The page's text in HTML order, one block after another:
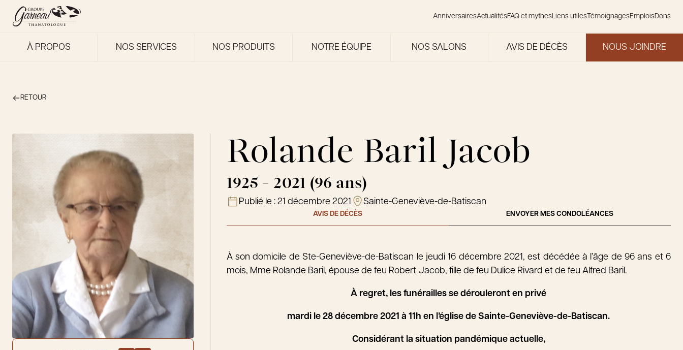
AnniversairesActualitésFAQ et mythesLiens utilesTémoignagesEmploisDons
À PROPOS NOS SERVICES NOS PRODUITS NOTRE ÉQUIPE NOS SALONS AVIS DE DÉCÈS NOUS JOINDRE
RETOUR
Rolande Baril Jacob
1925 - 2021 (96 ans)
Publié le : 21 décembre 2021 Sainte-Geneviève-de-Batiscan
AVIS DE DÉCÈS ENVOYER MES CONDOLÉANCES
À son domicile de Ste-Geneviève-de-Batiscan le jeudi 16 décembre 2021, est décédée à l’âge de 96 ans et 6
mois, Mme Rolande Baril, épouse de feu Robert Jacob, fille de feu Dulice Rivard et de feu Alfred Baril.
À regret, les funérailles se dérouleront en privé
mardi le 28 décembre 2021 à 11h en l’église de Sainte-Geneviève-de-Batiscan.
Considérant la situation pandémique actuelle,